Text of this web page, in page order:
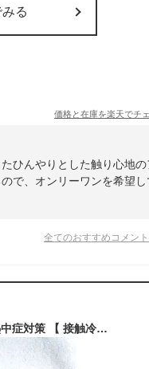
る
価格と在庫を楽天でチ
ひんやりとした触り心地の
で、オンリーワンを希望し
全てのおすすめコメント
冷感タオル 名入れ プレゼント 実用的 熱中症対策 【 接触冷感クールタオル 】 父親 誕生日プレゼント 70代 男性 60代 50代 80代 父 義父 祖父 女性 母 母親 ひんやり 暑さ対策 首 濡らさない 紫外線対策 日本製 イニシャル 刺繍 部活 スポーツ アウトドア クリスマス FLEGRE